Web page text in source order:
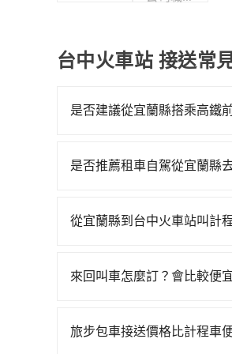
台中火車站 接送常
是否建議從宜蘭縣搭乘高鐵
南港-台中一天最多有101班
車，搭上小黃後約花35分鐘
黃了，宜蘭縣少部分小黃司
也可參考tripool的拼車共乘
是否推薦租車自駕從宜蘭縣
天就要來回，那在宜蘭路邊
時40元路邊停車費用預估進
的車門仍未被修理，每一次
從宜蘭縣到台中火車站叫計
到車，也可考慮打電話至附
難度是台北或新北的100倍
來回叫車怎麼訂？會比較便
定。至於價格已經市場最優
旅步包車接送價格比計程車